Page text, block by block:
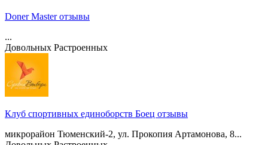
Doner Master отзывы
...
Довольных Растроенных
Клуб спортивных единоборств Боец отзывы
микрорайон Тюменский-2, ул. Прокопия Артамонова, 8...